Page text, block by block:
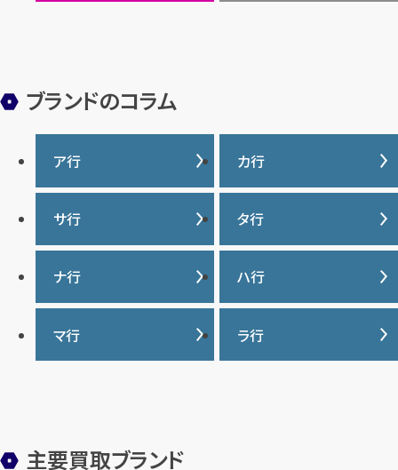
ブランドのコラム
ア行
IWC
ヴァシュロンコンスタンタ
ン
ウブロ
エルメス
オーデマ ピゲ
カ行
カナダグース
カルティエ
グッチ
クロムハーツ
ケイト・スペード
サ行
サマンサタバサ
ジーショック
ジャガー・ルクルト
タ行
タグ・ホイヤー
ディオール
ティファニー
ナ行
ナイキ
ハ行
バーバリー
バカラ
マ行 ラ行
主要買取ブランド